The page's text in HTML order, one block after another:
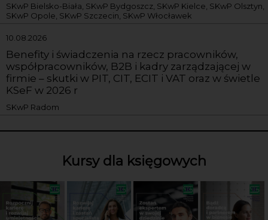
SKwP Bielsko-Biała, SKwP Bydgoszcz, SKwP Kielce, SKwP Olsztyn,
SKwP Opole, SKwP Szczecin, SKwP Włocławek
10.08.2026
Benefity i świadczenia na rzecz pracowników,
współpracowników, B2B i kadry zarządzającej w
firmie – skutki w PIT, CIT, ECIT i VAT oraz w świetle
KSeF w 2026 r
SKwP Radom
Kursy dla księgowych